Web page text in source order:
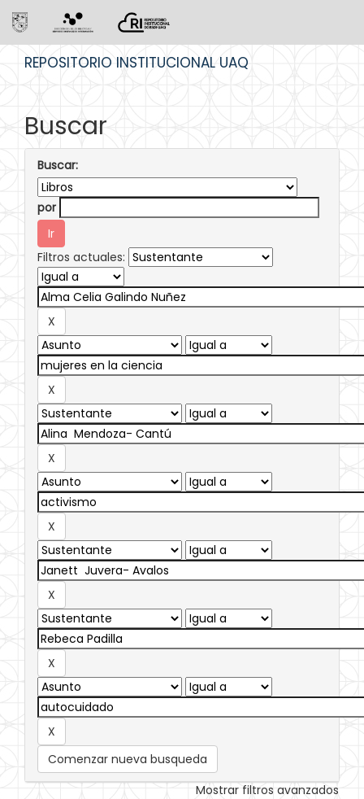
REPOSITORIO INSTITUCIONAL UAQ
Buscar
Buscar:
por
Filtros actuales:
Comenzar nueva busqueda
Mostrar filtros avanzados